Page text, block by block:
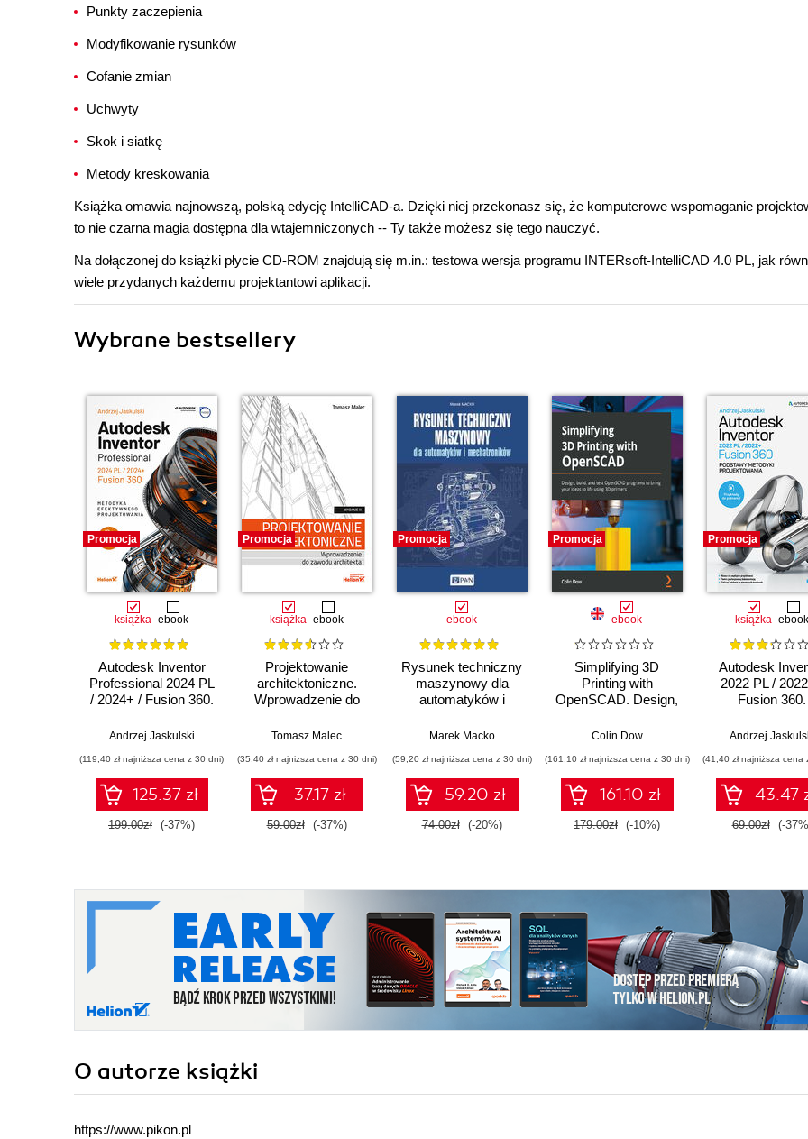
Punkty zaczepienia
Modyfikowanie rysunków
Cofanie zmian
Uchwyty
Skok i siatkę
Metody kreskowania
Książka omawia najnowszą, polską edycję IntelliCAD-a. Dzięki niej przekonasz się, że komputerowe wspomaganie
to nie czarna magia dostępna dla wtajemniczonych -- Ty także możesz się tego nauczyć.
Na dołączonej do książki płycie CD-ROM znajdują się m.in.: testowa wersja programu INTERsoft-IntelliCAD 4.0 PL, jak
wiele przydanych każdemu projektantowi aplikacji.
Wybrane bestsellery
Promocja
książka ebook
Autodesk Inventor
Professional 2024 PL
/ 2024+ / Fusion 360.
efektywnego
Andrzej Jaskulski
(119,40 zł najniższa cena z 30 dni)
125.37 zł
199.00zł (-37%)
Promocja
książka ebook
Projektowanie
architektoniczne.
Wprowadzenie do
Wydanie III
Tomasz Malec
(35,40 zł najniższa cena z 30 dni)
37.17 zł
59.00zł (-37%)
Promocja
ebook
Rysunek techniczny
maszynowy dla
automatyków i
Marek Macko
(59,20 zł najniższa cena z 30 dni)
59.20 zł
74.00zł (-20%)
Promocja
ebook
Simplifying 3D
Printing with
OpenSCAD. Design,
OpenSCAD
your ideas to life
using 3D printers
Colin Dow
(161,10 zł najniższa cena z 30 dni)
161.10 zł
179.00zł (-10%)
Promocja
książka ebook
Autodesk
2022 PL /
Fusion 360.
Andrzej
(41,40 zł najniższa cena
43.47
69.00zł (-
O autorze książki
https://www.pikon.pl